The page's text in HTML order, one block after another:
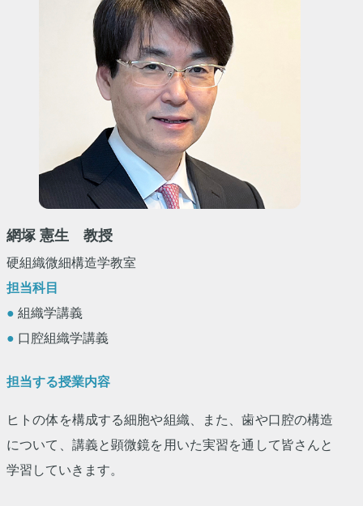
網塚 憲生 教授
硬組織微細構造学教室
担当科目
● 組織学講義
● 口腔組織学講義
担当する授業内容
ヒトの体を構成する細胞や組織、また、歯や口腔の構造
について、講義と顕微鏡を用いた実習を通して皆さんと
学習していきます。